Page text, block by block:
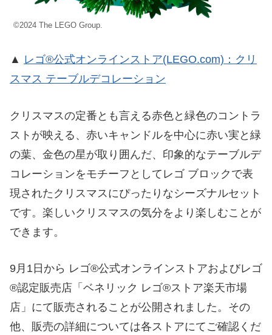
©2024 The LEGO Group.
▲ レゴ®公式オンラインストア(LEGO.com)：クリ
スマス テーブルデコレーション
クリスマスの定番とも言える赤色と緑色のコントラ
ストが映える、赤いキャンドルを中心に赤い実と緑
の葉、金色の星が取り囲んだ、印象的なテーブルデ
コレーションをモチーフとしてレゴ ブロックで表
現されたクリスマスにぴったりなシーズナルセット
です。楽しいクリスマスの気分をより楽しむことが
できます。
9月1日から レゴ®公式オンラインストアおよびレゴ
®認定販売店「ベネリック レゴ®ストア楽天市場
店」にて販売されることが公開されました。その
他、販売の詳細については各ストアにてご確認くだ